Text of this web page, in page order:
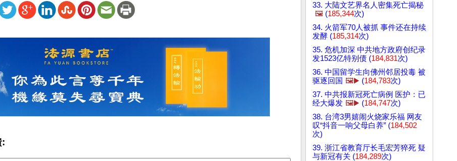
:
33. 大陆文艺界名人密集死亡揭秘
🖼️ (185,344次)
34. 火箭军70人被抓 事件还在持续
发酵 (185,314次)
35. 危机加深 中共地方政府创纪录
发1523亿特别债 (184,831次)
36. 中国留学生向佛州邻居投毒 被
驱逐回国 🖼️▶️ (184,783次)
37. 中共报新冠死亡病例 医护：已
经大爆发 🖼️▶️ (184,747次)
38. 台湾3男嬉闹火烧家乐福 网友
叹“抖音一响父母白养” (184,502
次)
39. 浙江省教育厅长毛宏芳猝死 疑
与新冠有关 (184,289次)